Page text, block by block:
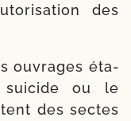
des
ouvrages éta­
ou le
des sectes